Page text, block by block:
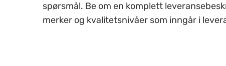
spørsmål. Be om en komplett
merker og kvalitetsnivåer som inngår i